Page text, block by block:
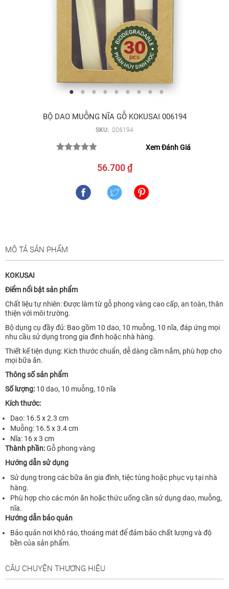
BỘ DAO MUỖNG NĨA GỖ KOKUSAI 006194
SKU: 006194
Xem Đánh Giá
56.700 ₫
MÔ TẢ SẢN PHẨM
KOKUSAI
Điểm nổi bật sản phẩm
Chất liệu tự nhiên: Được làm từ gỗ phong vàng cao cấp, an toàn, thân
thiện với môi trường.
Bộ dụng cụ đầy đủ: Bao gồm 10 dao, 10 muỗng, 10 nĩa, đáp ứng mọi
nhu cầu sử dụng trong gia đình hoặc nhà hàng.
Thiết kế tiện dụng: Kích thước chuẩn, dễ dàng cầm nắm, phù hợp cho
mọi bữa ăn.
Thông số sản phẩm
Số lượng: 10 dao, 10 muỗng, 10 nĩa
Kích thước:
Dao: 16.5 x 2.3 cm
Muỗng: 16.5 x 3.4 cm
Nĩa: 16 x 3 cm
Thành phần:Gỗ phong vàng
Hướng dẫn sử dụng
Sử dụng trong các bữa ăn gia đình, tiệc tùng hoặc phục vụ tại nhà
hàng.
Phù hợp cho các món ăn hoặc thức uống cần sử dụng dao, muỗng,
nĩa.
Hướng dẫn bảo quản
Bảo quản nơi khô ráo, thoáng mát để đảm bảo chất lượng và độ
bền của sản phẩm.
CÂU CHUYỆN THƯƠNG HIỆU